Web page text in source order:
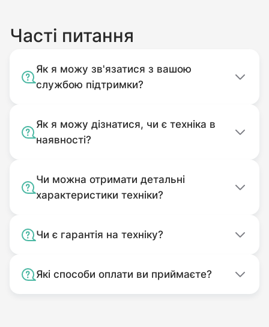
Часті питання
Як я можу зв'язатися з вашою
службою підтримки?
Як я можу дізнатися, чи є техніка в
наявності?
Чи можна отримати детальні
характеристики техніки?
Чи є гарантія на техніку?
Які способи оплати ви приймаєте?